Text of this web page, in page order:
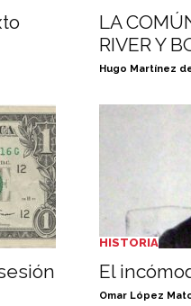
LA
RIVER Y
Hugo Martínez
HISTORIA
El
Omar López